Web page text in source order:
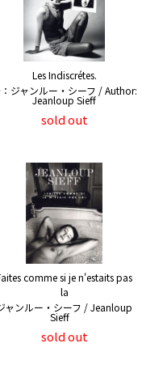
Les Indiscrétes.
ジャンルー・シーフ / Author:
Jeanloup Sieff
sold out
comme si je n'estaits pas
la
ャンルー・シーフ / Jeanloup
Sieff
sold out